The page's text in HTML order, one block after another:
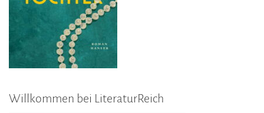
Willkommen bei LiteraturReich